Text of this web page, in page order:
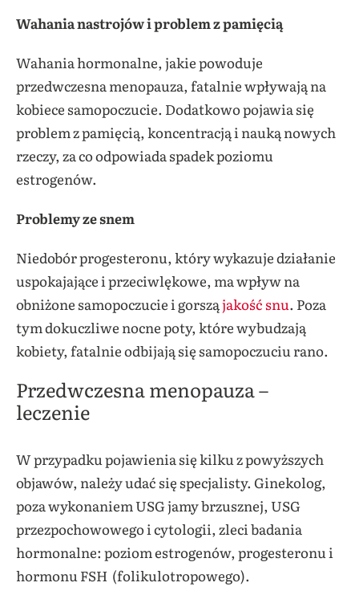
Wahania nastrojów i problem z pamięcią
Wahania hormonalne, jakie powoduje
przedwczesna menopauza, fatalnie wpływają na
kobiece samopoczucie. Dodatkowo pojawia się
problem z pamięcią, koncentracją i nauką nowych
rzeczy, za co odpowiada spadek poziomu
estrogenów.
Problemy ze snem
Niedobór progesteronu, który wykazuje działanie
uspokajające i przeciwlękowe, ma wpływ na
obniżone samopoczucie i gorsząjakość snu. Poza
tym dokuczliwe nocne poty, które wybudzają
kobiety, fatalnie odbijają się samopoczuciu rano.
Przedwczesna menopauza –
leczenie
W przypadku pojawienia się kilku z powyższych
objawów, należy udać się specjalisty. Ginekolog,
poza wykonaniem USG jamy brzusznej, USG
przezpochowowego i cytologii, zleci badania
hormonalne: poziom estrogenów, progesteronu i
hormonu FSH (folikulotropowego).